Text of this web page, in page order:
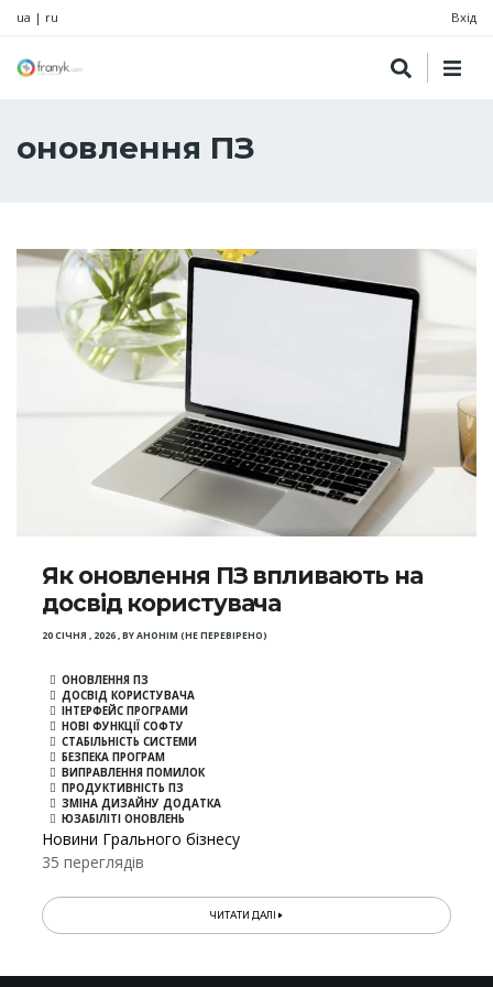
ua | ru Вхід
оновлення ПЗ
Як оновлення ПЗ впливають на
досвід користувача
20 СІЧНЯ , 2026,BYАНОНІМ (НЕ ПЕРЕВІРЕНО)
ОНОВЛЕННЯ ПЗ
ДОСВІД КОРИСТУВАЧА
ІНТЕРФЕЙС ПРОГРАМИ
НОВІ ФУНКЦІЇ СОФТУ
СТАБІЛЬНІСТЬ СИСТЕМИ
БЕЗПЕКА ПРОГРАМ
ВИПРАВЛЕННЯ ПОМИЛОК
ПРОДУКТИВНІСТЬ ПЗ
ЗМІНА ДИЗАЙНУ ДОДАТКА
ЮЗАБІЛІТІ ОНОВЛЕНЬ
Новини Грального бізнесу
35 переглядів
ЧИТАТИ ДАЛІ